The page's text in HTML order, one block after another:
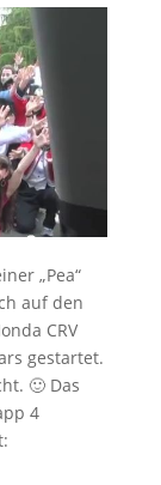
„Pea“
auf den
CRV
gestartet.
🙂 Das
4